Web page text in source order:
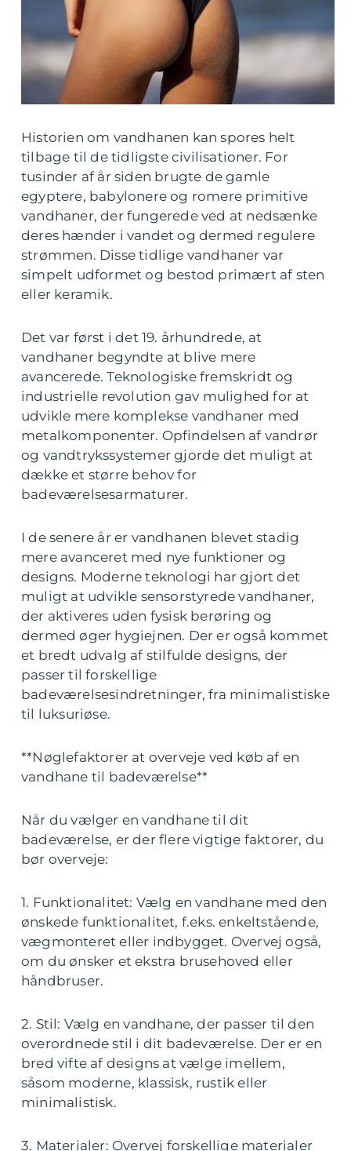
Historien om vandhanen kan spores helt
tilbage til de tidligste civilisationer. For
tusinder af år siden brugte de gamle
egyptere, babylonere og romere primitive
vandhaner, der fungerede ved at nedsænke
deres hænder i vandet og dermed regulere
strømmen. Disse tidlige vandhaner var
simpelt udformet og bestod primært af sten
eller keramik.
Det var først i det 19. århundrede, at
vandhaner begyndte at blive mere
avancerede. Teknologiske fremskridt og
industrielle revolution gav mulighed for at
udvikle mere komplekse vandhaner med
metalkomponenter. Opfindelsen af vandrør
og vandtrykssystemer gjorde det muligt at
dække et større behov for
badeværelsesarmaturer.
I de senere år er vandhanen blevet stadig
mere avanceret med nye funktioner og
designs. Moderne teknologi har gjort det
muligt at udvikle sensorstyrede vandhaner,
der aktiveres uden fysisk berøring og
dermed øger hygiejnen. Der er også kommet
et bredt udvalg af stilfulde designs, der
passer til forskellige
badeværelsesindretninger, fra minimalistiske
til luksuriøse.
**Nøglefaktorer at overveje ved køb af en
vandhane til badeværelse**
Når du vælger en vandhane til dit
badeværelse, er der flere vigtige faktorer, du
bør overveje:
1. Funktionalitet: Vælg en vandhane med den
ønskede funktionalitet, f.eks. enkeltstående,
vægmonteret eller indbygget. Overvej også,
om du ønsker et ekstra brusehoved eller
håndbruser.
2. Stil: Vælg en vandhane, der passer til den
overordnede stil i dit badeværelse. Der er en
bred vifte af designs at vælge imellem,
såsom moderne, klassisk, rustik eller
minimalistisk.
3. Materialer: Overvej forskellige materialer